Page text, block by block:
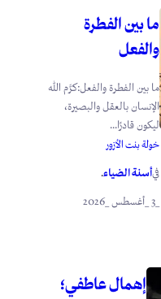
ما بين الفطرة
والفعل
ما بين الفطرة والفعل:كرَّم الله
الإنسان بالعقل والبصيرة،
ليكون قادرًا...
خولة بنت الأزور
فيأسنة الضياء.
إهمال عاطفي؛